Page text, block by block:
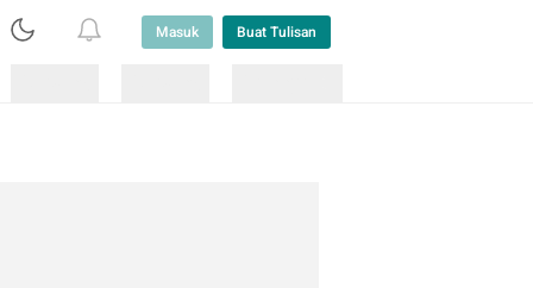
Masuk Buat Tulisan